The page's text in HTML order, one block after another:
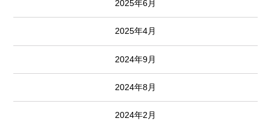
2025年6月
2025年4月
2024年9月
2024年8月
2024年2月